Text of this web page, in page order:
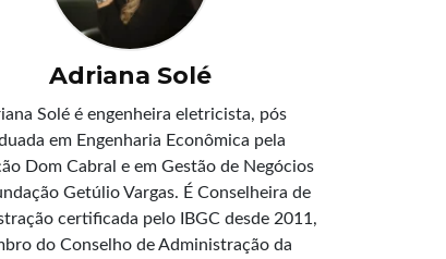
Adriana Solé
Solé é engenheira eletricista, pós
em Engenharia Econômica pela
Dom Cabral e em Gestão de Negócios
Getúlio Vargas. É Conselheira de
certificada pelo IBGC desde 2011,
do Conselho de Administração da